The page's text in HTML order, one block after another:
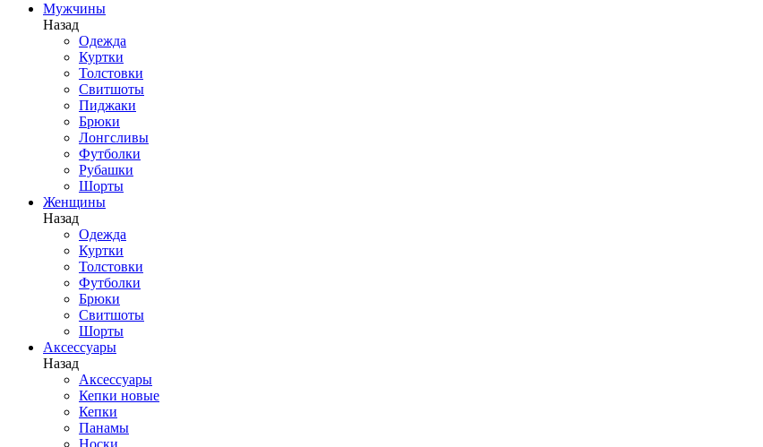
Мужчины
Назад
Одежда
Куртки
Толстовки
Свитшоты
Пиджаки
Брюки
Лонгсливы
Футболки
Рубашки
Шорты
Женщины
Назад
Одежда
Куртки
Толстовки
Футболки
Брюки
Свитшоты
Шорты
Аксессуары
Назад
Аксессуары
Кепки новые
Кепки
Панамы
Носки